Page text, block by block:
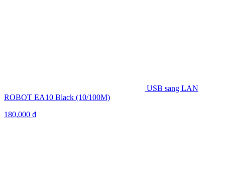
USB sang LAN
ROBOT EA10 Black (10/100M)
180,000 ₫